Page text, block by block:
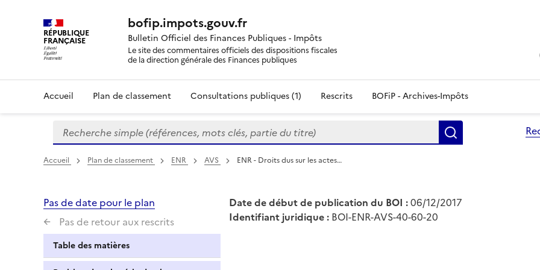
RÉPUBLIQUE
FRANÇAISE
bofip.impots.gouv.fr
Bulletin Officiel des Finances Publiques - Impôts
Le site des commentaires officiels des dispositions fiscales
de la direction générale des Finances publiques
Accueil Plan de classement Consultations publiques (1) Rescrits BOFiP - Archives-Impôts
Formulaire
de
recherche
Recherche simple (références, mots clés, partie du titre)
Accueil Plan de classement ENR AVS ENR - Droits dus sur les actes…
Pas de date pour le plan
Pas de retour aux rescrits
Table des matières
Date de début de publication du BOI :06/12/2017
Identifiant juridique : BOI-ENR-AVS-40-60-20